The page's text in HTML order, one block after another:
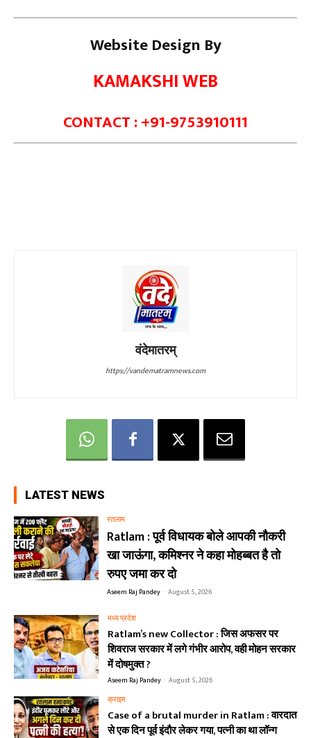
Website Design By
KAMAKSHI WEB
CONTACT : +91-9753910111
वंदेमातरम्
https://vandematramnews.com
LATEST NEWS
रतलाम
Ratlam : पूर्व विधायक बोले आपकी नौकरी
खा जाऊंगा, कमिश्नर ने कहा मोहब्बत है तो
रुपए जमा कर दो
Aseem Raj Pandey - August 5, 2026
मध्य प्रदेश
Ratlam’s new Collector : जिस अफसर पर
शिवराज सरकार में लगे गंभीर आरोप, वही मोहन सरकार
में दोषमुक्त ?
Aseem Raj Pandey - August 5, 2026
क्राइम
Case of a brutal murder in Ratlam : वारदात
से एक दिन पूर्व इंदौर लेकर गया, पत्नी का था लॉन्ग